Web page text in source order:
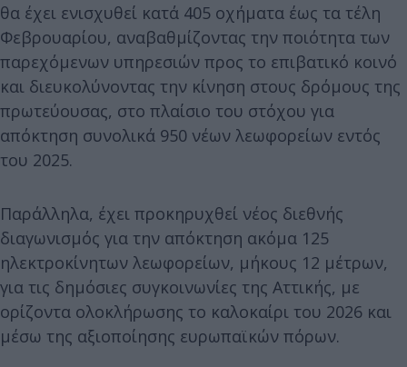
θα έχει ενισχυθεί κατά 405 οχήματα έως τα τέλη
Φεβρουαρίου, αναβαθμίζοντας την ποιότητα των
παρεχόμενων υπηρεσιών προς το επιβατικό κοινό
και διευκολύνοντας την κίνηση στους δρόμους της
πρωτεύουσας, στο πλαίσιο του στόχου για
απόκτηση συνολικά 950 νέων λεωφορείων εντός
του 2025.
Παράλληλα, έχει προκηρυχθεί νέος διεθνής
διαγωνισμός για την απόκτηση ακόμα 125
ηλεκτροκίνητων λεωφορείων, μήκους 12 μέτρων,
για τις δημόσιες συγκοινωνίες της Αττικής, με
ορίζοντα ολοκλήρωσης το καλοκαίρι του 2026 και
μέσω της αξιοποίησης ευρωπαϊκών πόρων.